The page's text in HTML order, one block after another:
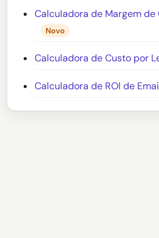
Calculadora de Margem
Novo
Calculadora de Custo por
Calculadora de ROI de